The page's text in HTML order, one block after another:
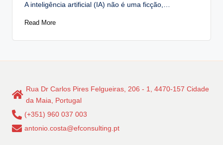
A inteligência artificial (IA) não é uma ficção,…
Read More
Rua Dr Carlos Pires Felgueiras, 206 - 1, 4470-157 Cidade
da Maia, Portugal
(+351) 960 037 003
antonio.costa@efconsulting.pt